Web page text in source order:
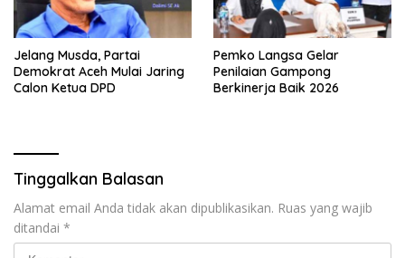
Jelang Musda, Partai
Demokrat Aceh Mulai Jaring
Calon Ketua DPD
Pemko Langsa Gelar
Penilaian Gampong
Berkinerja Baik 2026
Tinggalkan Balasan
Alamat email Anda tidak akan dipublikasikan. Ruas yang wajib
ditandai *